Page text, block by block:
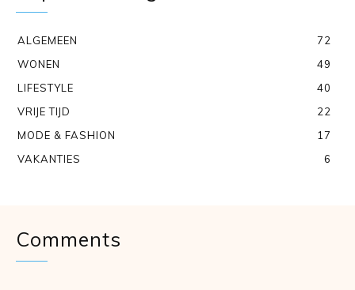
ALGEMEEN
72
WONEN
49
LIFESTYLE
40
VRIJE TIJD
22
MODE & FASHION
17
VAKANTIES
6
Comments